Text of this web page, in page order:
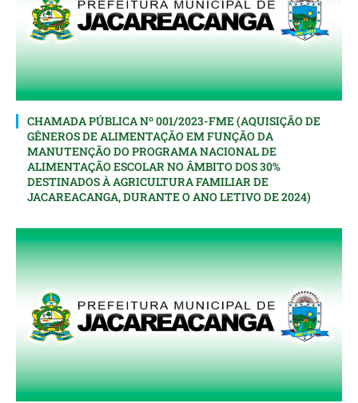
CHAMADA PÚBLICA Nº 001/2023-FME (AQUISIÇÃO DE
GÊNEROS DE ALIMENTAÇÃO EM FUNÇÃO DA
MANUTENÇÃO DO PROGRAMA NACIONAL DE
ALIMENTAÇÃO ESCOLAR NO ÂMBITO DOS 30%
DESTINADOS À AGRICULTURA FAMILIAR DE
JACAREACANGA, DURANTE O ANO LETIVO DE 2024)